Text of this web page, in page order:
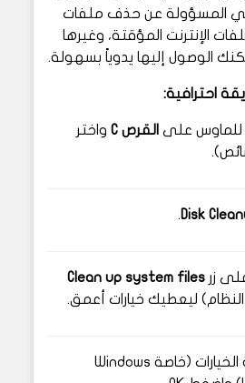
المسؤولة عن حذف ملفات
الإنترنت المؤقتة، وغيرها
الوصول إليها يدوياً بسهولة.
احترافية:
للماوس على القرص C
واختر
Disk
.
زر Clean up system files
ليعطيك خيارات أعمق.
قم بتحديد كافة الخيارات (خاصة Windows